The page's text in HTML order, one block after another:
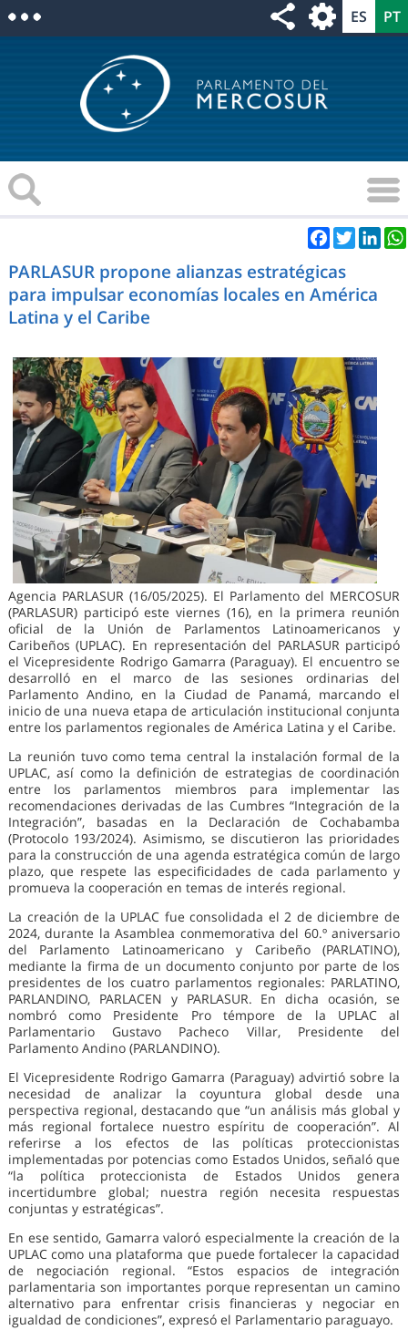
Facebook
Twitter
PARLASUR propone alianzas estratégicas
para impulsar economías locales en América
Latina y el Caribe
Agencia PARLASUR (16/05/2025). El Parlamento del MERCOSUR
(PARLASUR) participó este viernes (16), en la primera reunión
oficial de la Unión de Parlamentos Latinoamericanos y
Caribeños (UPLAC). En representación del PARLASUR participó
el Vicepresidente Rodrigo Gamarra (Paraguay). El encuentro se
desarrolló en el marco de las sesiones ordinarias del
Parlamento Andino, en la Ciudad de Panamá, marcando el
inicio de una nueva etapa de articulación institucional conjunta
entre los parlamentos regionales de América Latina y el Caribe.
La reunión tuvo como tema central la instalación formal de la
UPLAC, así como la definición de estrategias de coordinación
entre los parlamentos miembros para implementar las
recomendaciones derivadas de las Cumbres “Integración de la
Integración”, basadas en la Declaración de Cochabamba
(Protocolo 193/2024). Asimismo, se discutieron las prioridades
para la construcción de una agenda estratégica común de largo
plazo, que respete las especificidades de cada parlamento y
promueva la cooperación en temas de interés regional.
La creación de la UPLAC fue consolidada el 2 de diciembre de
2024, durante la Asamblea conmemorativa del 60.º aniversario
del Parlamento Latinoamericano y Caribeño (PARLATINO),
mediante la firma de un documento conjunto por parte de los
presidentes de los cuatro parlamentos regionales: PARLATINO,
PARLANDINO, PARLACEN y PARLASUR. En dicha ocasión, se
nombró como Presidente Pro témpore de la UPLAC al
Parlamentario Gustavo Pacheco Villar, Presidente del
Parlamento Andino (PARLANDINO).
El Vicepresidente Rodrigo Gamarra (Paraguay) advirtió sobre la
necesidad de analizar la coyuntura global desde una
perspectiva regional, destacando que “un análisis más global y
más regional fortalece nuestro espíritu de cooperación”. Al
referirse a los efectos de las políticas proteccionistas
implementadas por potencias como Estados Unidos, señaló que
“la política proteccionista de Estados Unidos genera
incertidumbre global; nuestra región necesita respuestas
conjuntas y estratégicas”.
En ese sentido, Gamarra valoró especialmente la creación de la
UPLAC como una plataforma que puede fortalecer la capacidad
de negociación regional. “Estos espacios de integración
parlamentaria son importantes porque representan un camino
alternativo para enfrentar crisis financieras y negociar en
igualdad de condiciones”, expresó el Parlamentario paraguayo.